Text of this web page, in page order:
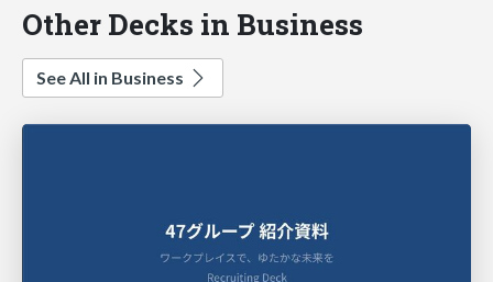
Other Decks in Business
See All in Business